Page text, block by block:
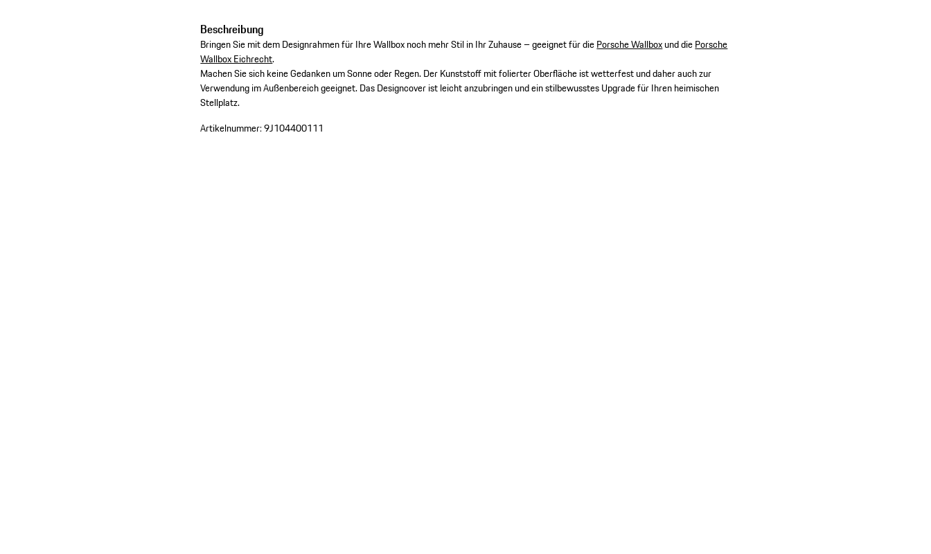
Beschreibung
Bringen Sie mit dem Designrahmen für Ihre Wallbox noch mehr Stil in Ihr Zuhause – geeignet für diePorsche Wallboxund diePorsche
Wallbox Eichrecht.
Machen Sie sich keine Gedanken um Sonne oder Regen. Der Kunststoff mit folierter Oberfläche ist wetterfest und daher auch zur
Verwendung im Außenbereich geeignet. Das Designcover ist leicht anzubringen und ein stilbewusstes Upgrade für Ihren heimischen
Stellplatz.
Artikelnummer:9J104400111